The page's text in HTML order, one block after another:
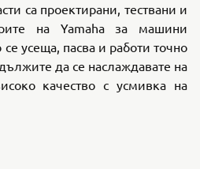
са проектирани, тествани и
на Yamaha за машини
се усеща, пасва и работи точно
да се наслаждавате на
качество с усмивка на